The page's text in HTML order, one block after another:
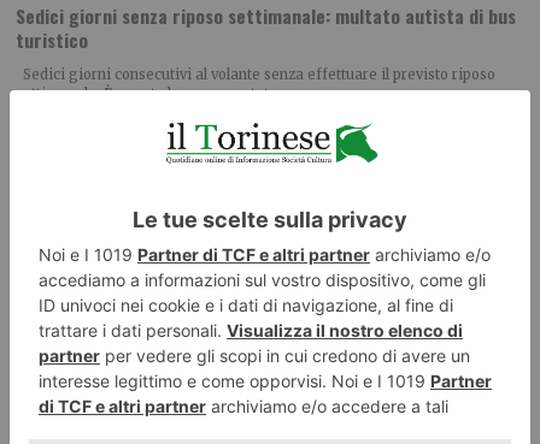
Sedici giorni senza riposo settimanale: multato autista di bus
turistico
Sedici giorni consecutivi al volante senza effettuare il previsto riposo
settimanale. È quanto hanno accertato